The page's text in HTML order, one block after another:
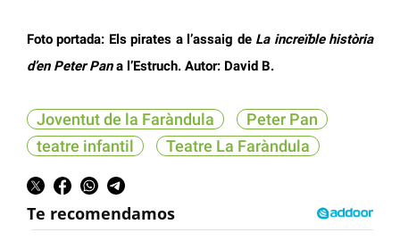
Foto portada: Els pirates a l’assaig de La increïble història
d’en Peter Pana l’Estruch. Autor: David B.
Joventut de la Faràndula
Peter Pan
teatre infantil
Teatre La Faràndula